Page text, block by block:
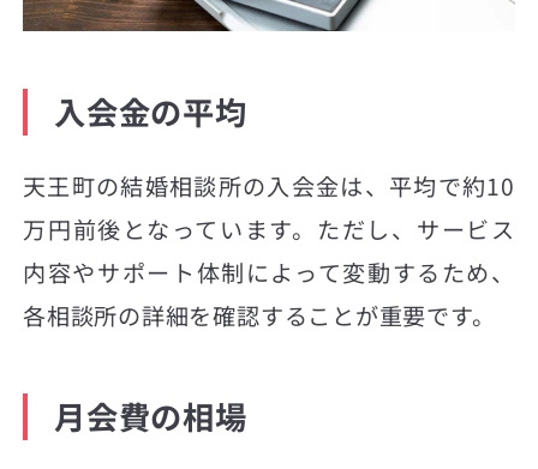
入会金の平均
天王町の結婚相談所の入会金は、平均で約10
万円前後となっています。ただし、サービス
内容やサポート体制によって変動するため、
各相談所の詳細を確認することが重要です。
月会費の相場